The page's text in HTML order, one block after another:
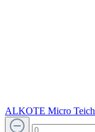
ALKOTE Micro